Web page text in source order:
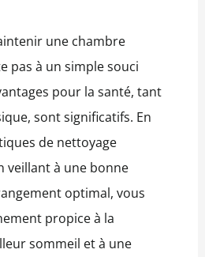
une chambre
pas à un simple souci
pour la santé, tant
sont significatifs. En
de nettoyage
veillant à une bonne
optimal, vous
propice à la
sommeil et à une